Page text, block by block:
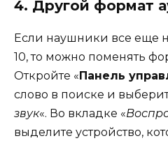
4. Другой формат
Если наушники все еще
10, то можно поменять
Откройте «Панель
слово в поиске и
звук«. Во вкладке «
выделите устройство,